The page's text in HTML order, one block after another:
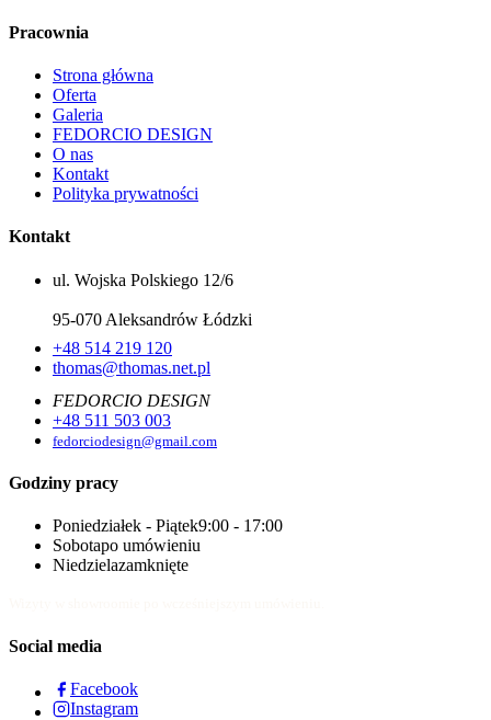
Pracownia
Strona główna
Oferta
Galeria
FEDORCIO DESIGN
O nas
Kontakt
Polityka prywatności
Kontakt
ul. Wojska Polskiego 12/6
95-070 Aleksandrów Łódzki
+48 514 219 120
thomas@thomas.net.pl
FEDORCIO DESIGN
+48 511 503 003
fedorciodesign@gmail.com
Godziny pracy
Poniedziałek - Piątek9:00 - 17:00
Sobotapo umówieniu
Niedzielazamknięte
Social media
Facebook
Instagram